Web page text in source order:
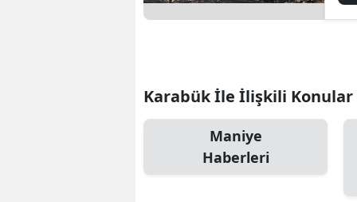
Karabük İle İlişkili Konular
Maniye
Haberleri